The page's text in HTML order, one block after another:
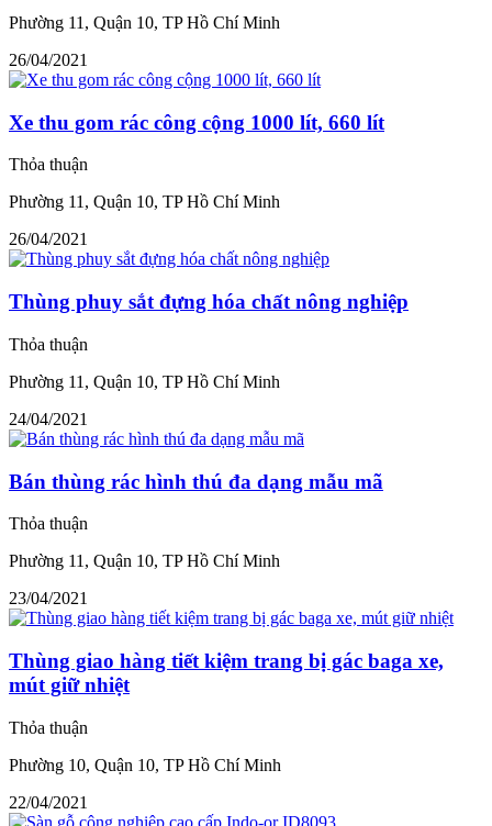
Phường 11, Quận 10, TP Hồ Chí Minh
26/04/2021
Xe thu gom rác công cộng 1000 lít, 660 lít
Thỏa thuận
Phường 11, Quận 10, TP Hồ Chí Minh
26/04/2021
Thùng phuy sắt đựng hóa chất nông nghiệp
Thỏa thuận
Phường 11, Quận 10, TP Hồ Chí Minh
24/04/2021
Bán thùng rác hình thú đa dạng mẫu mã
Thỏa thuận
Phường 11, Quận 10, TP Hồ Chí Minh
23/04/2021
Thùng giao hàng tiết kiệm trang bị gác baga xe,
mút giữ nhiệt
Thỏa thuận
Phường 10, Quận 10, TP Hồ Chí Minh
22/04/2021